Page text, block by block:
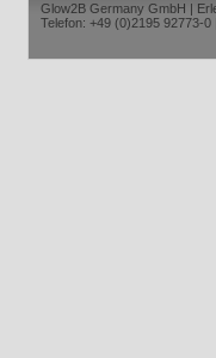
Glow2B Germany GmbH |
Telefon: +49 (0)2195 92773-